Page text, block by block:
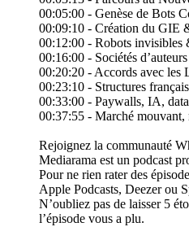
00:05:00 - Genèse de Bots
00:09:10 - Création du GIE
00:12:00 - Robots invisibles
00:16:00 - Sociétés
00:20:20 - Accords avec
00:23:10 - Structures
00:33:00 - Paywalls, IA,
00:37:55 - Marché
Rejoignez la communauté
Mediarama est un podcast
Pour ne rien rater des
Apple Podcasts, Deezer ou
N’oubliez pas de laisser 5
l’épisode vous a plu.